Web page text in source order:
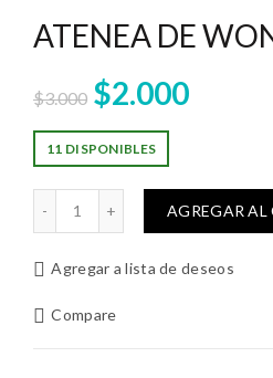
ATENEA DE
$3.000 El
precio
original
era:
$3.000.
$2.000El
actual
es:
$2.000.
11 DISPONIBLES
AGREGAR AL
Agregar a lista de deseos
Compare